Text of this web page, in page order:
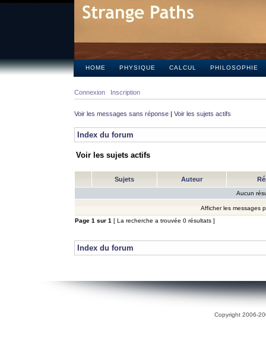
HOME PHYSIQUE CALCUL PHILOSOPHIE
Connexion Inscription
Voir les messages sans réponse | Voir les sujets actifs
Index du forum
Voir les sujets actifs
Sujets Auteur
Aucun
Afficher les messages
Page 1 sur 1 [ La recherche a trouvée 0 résultats ]
Index du forum
Copyright 2006-